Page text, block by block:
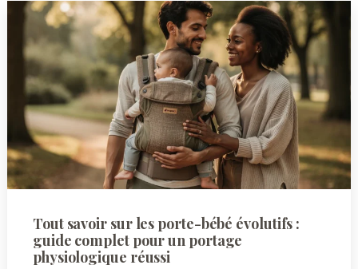
Tout savoir sur les porte-bébé évolutifs :
guide complet pour un portage
physiologique réussi